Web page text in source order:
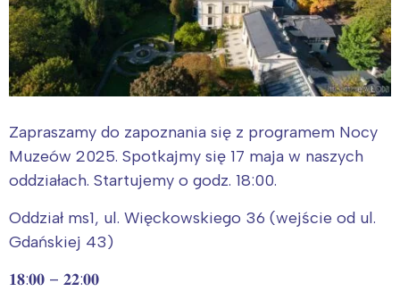
Zapraszamy do zapoznania się z programem Nocy
Muzeów 2025. Spotkajmy się 17 maja w naszych
oddziałach. Startujemy o godz. 18:00.
Oddział ms1, ul. Więckowskiego 36 (wejście od ul.
Gdańskiej 43)
𝟏𝟖:𝟎𝟎 – 𝟐𝟐:𝟎𝟎